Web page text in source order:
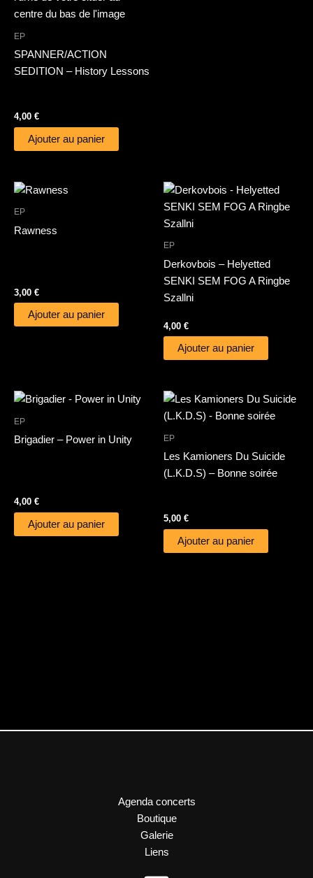
EP
SPANNER/ACTION
SEDITION – History Lessons
4,00 €
Ajouter au panier
EP
Rawness
3,00 €
Ajouter au panier
EP
Derkovbois – Helyetted
SENKI SEM FOG A Ringbe
Szallni
4,00 €
Ajouter au panier
EP
Brigadier – Power in Unity
4,00 €
Ajouter au panier
EP
Les Kamioners Du Suicide
(L.K.D.S) – Bonne soirée
5,00 €
Ajouter au panier
Agenda concerts
Boutique
Galerie
Liens